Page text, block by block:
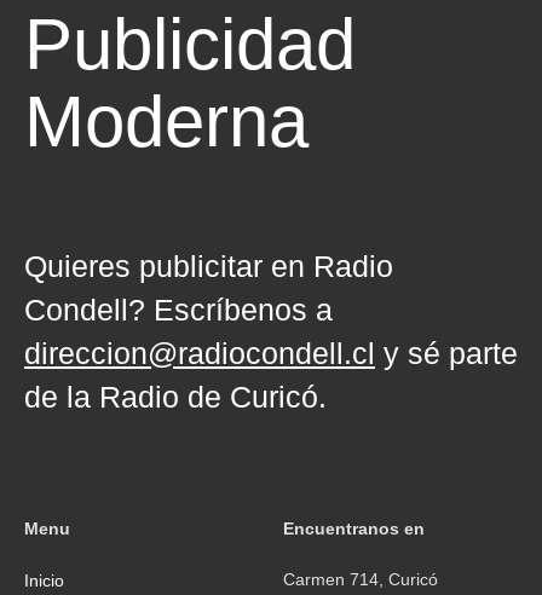
Publicidad
Moderna
Quieres publicitar en Radio
Condell? Escríbenos a
direccion@radiocondell.cl y sé parte
de la Radio de Curicó.
Menu
Inicio
Encuentranos en
Carmen 714, Curicó